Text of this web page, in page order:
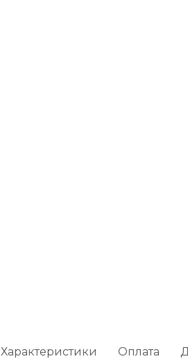
Характеристики Оплата